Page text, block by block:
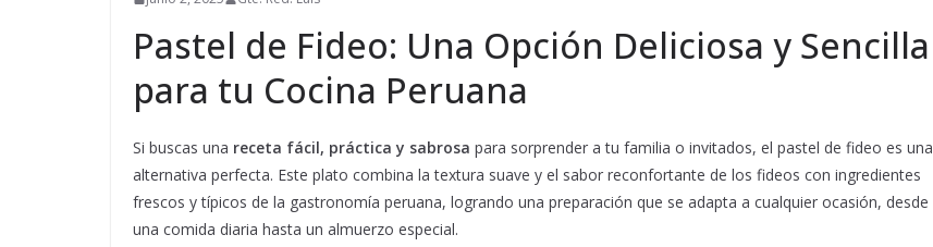
Pastel de Fideo: Una Opción Deliciosa y Sencilla
para tu Cocina Peruana
Si buscas una receta fácil, práctica y sabrosa para sorprender a tu familia o invitados, el pastel de fideo es una
alternativa perfecta. Este plato combina la textura suave y el sabor reconfortante de los fideos con ingredientes
frescos y típicos de la gastronomía peruana, logrando una preparación que se adapta a cualquier ocasión, desde
una comida diaria hasta un almuerzo especial.